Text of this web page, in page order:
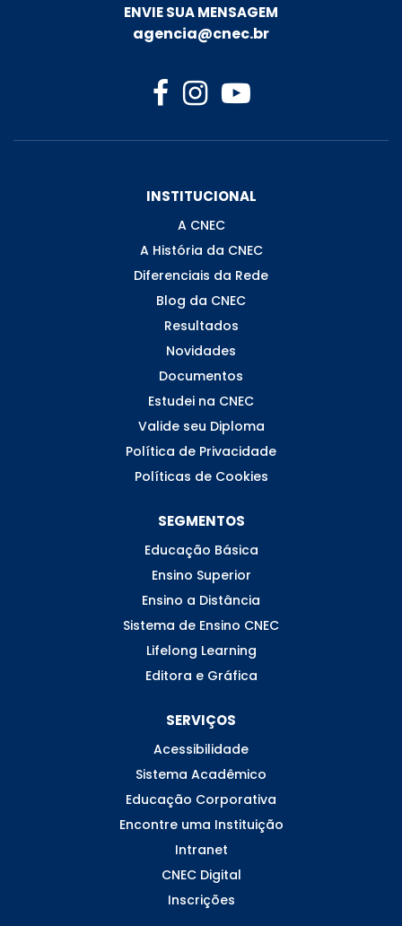
ENVIE SUA MENSAGEM
agencia@cnec.br
INSTITUCIONAL
A CNEC
A História da CNEC
Diferenciais da Rede
Blog da CNEC
Resultados
Novidades
Documentos
Estudei na CNEC
Valide seu Diploma
Política de Privacidade
Políticas de Cookies
SEGMENTOS
Educação Básica
Ensino Superior
Ensino a Distância
Sistema de Ensino CNEC
Lifelong Learning
Editora e Gráfica
SERVIÇOS
Acessibilidade
Sistema Acadêmico
Educação Corporativa
Encontre uma Instituição
Intranet
CNEC Digital
Inscrições